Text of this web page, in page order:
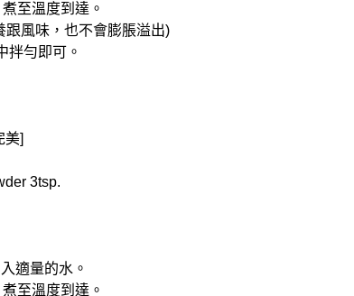
至溫度到達。
風味，也不會膨脹溢出)
拌勻即可。
美]
3tsp.
適量的水。
至溫度到達。